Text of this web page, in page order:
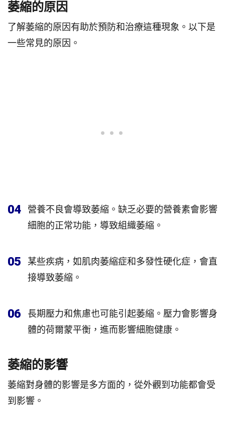
萎縮的原因
了解萎縮的原因有助於預防和治療這種現象。以下是
一些常見的原因。
04
營養不良會導致萎縮。缺乏必要的營養素會影響
細胞的正常功能，導致組織萎縮。
05
某些疾病，如肌肉萎縮症和多發性硬化症，會直
接導致萎縮。
06
長期壓力和焦慮也可能引起萎縮。壓力會影響身
體的荷爾蒙平衡，進而影響細胞健康。
萎縮的影響
萎縮對身體的影響是多方面的，從外觀到功能都會受
到影響。